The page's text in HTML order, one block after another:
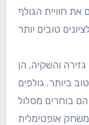
את חוויית הגולף
והשקיה, הן
ביותר. גולפים
בוחרים מסלול